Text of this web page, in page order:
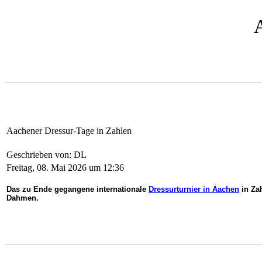
Aachener Dressur-Tage in Zahlen
Geschrieben von: DL
Freitag, 08. Mai 2026 um 12:36
Das zu Ende gegangene internationale Dressurturnier in Aachen in
Dahmen.